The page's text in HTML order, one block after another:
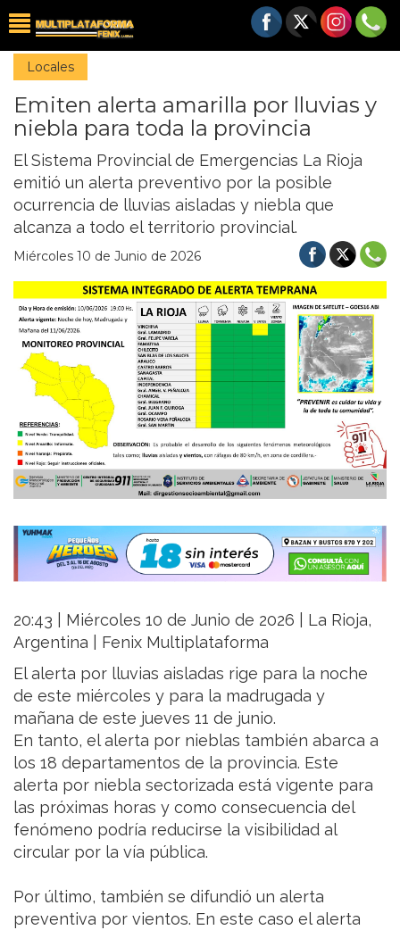
Locales
Emiten alerta amarilla por lluvias y
niebla para toda la provincia
El Sistema Provincial de Emergencias La Rioja
emitió un alerta preventivo por la posible
ocurrencia de lluvias aisladas y niebla que
alcanza a todo el territorio provincial.
Miércoles 10 de Junio de 2026
20:43 | Miércoles 10 de Junio de 2026 | La Rioja,
Argentina | Fenix Multiplataforma
El alerta por lluvias aisladas rige para la noche
de este miércoles y para la madrugada y
mañana de este jueves 11 de junio.
En tanto, el alerta por nieblas también abarca a
los 18 departamentos de la provincia. Este
alerta por niebla sectorizada está vigente para
las próximas horas y como consecuencia del
fenómeno podría reducirse la visibilidad al
circular por la vía pública.
Por último, también se difundió un alerta
preventiva por vientos. En este caso el alerta